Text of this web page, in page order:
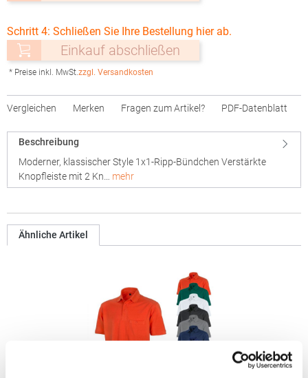
Schritt 4: Schließen Sie Ihre Bestellung hier ab.
Einkauf abschließen
* Preise inkl. MwSt.zzgl. Versandkosten
Vergleichen Merken Fragen zum Artikel? PDF-Datenblatt
Beschreibung
Moderner, klassischer Style 1x1-Ripp-Bündchen Verstärkte
Knopfleiste mit 2 Kn… mehr
Ähnliche Artikel